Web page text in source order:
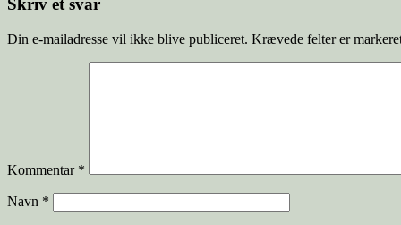
Skriv et svar
Din e-mailadresse vil ikke blive publiceret. Krævede felter er
Kommentar *
Navn *